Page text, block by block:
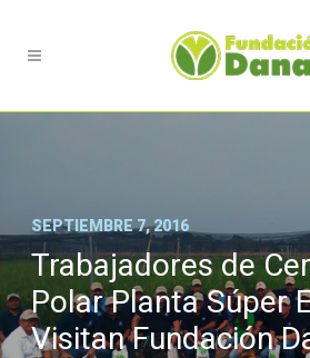
Trabajadores de
Polar Planta Súper
Visitan Fundación
SEPTIEMBRE 7, 2016